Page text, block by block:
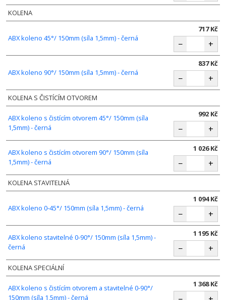
KOLENA
ABX koleno 45°/ 150mm (síla 1,5mm) - černá
717 Kč
− +
ABX koleno 90°/ 150mm (síla 1,5mm) - černá
837 Kč
− +
KOLENA S ČISTÍCÍM OTVOREM
ABX koleno s čistícím otvorem 45°/ 150mm (síla
1,5mm) - černá
992 Kč
− +
ABX koleno s čistícím otvorem 90°/ 150mm (síla
1,5mm) - černá
1 026 Kč
− +
KOLENA STAVITELNÁ
ABX koleno 0-45°/ 150mm (síla 1,5mm) - černá
1 094 Kč
− +
ABX koleno stavitelné 0-90°/ 150mm (síla 1,5mm) -
černá
1 195 Kč
− +
KOLENA SPECIÁLNÍ
ABX koleno s čistícím otvorem a stavitelné 0-90°/
150mm (síla 1,5mm) - černá
1 368 Kč